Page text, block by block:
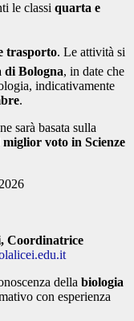
le classi quarta e
trasporto. Le attività si
di Bologna, in date che
indicativamente
.
sarà basata sulla
miglior voto in Scienze
Coordinatrice
della biologia
con esperienza